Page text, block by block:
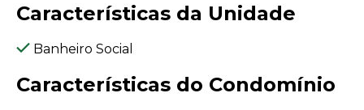
Características da Unidade
Banheiro Social
Características do Condomínio